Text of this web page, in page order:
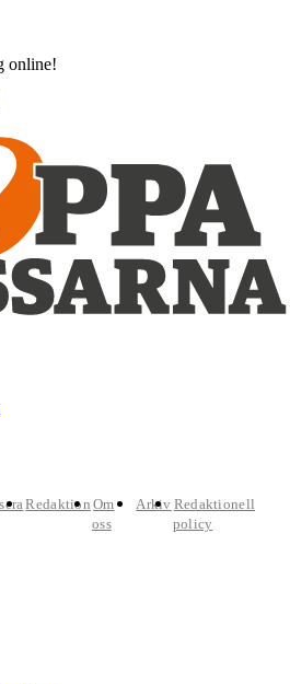
online!
Redaktion Om
oss
Arkiv Redaktionell
policy